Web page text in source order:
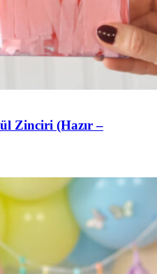
Zinciri (Hazır –